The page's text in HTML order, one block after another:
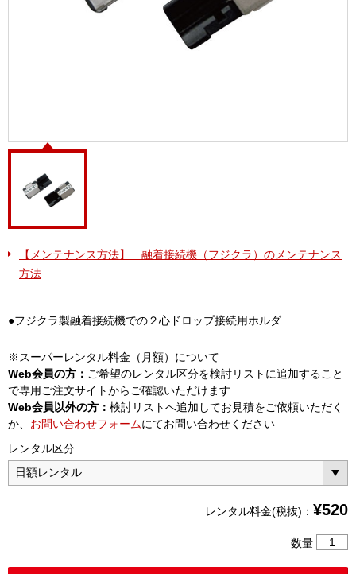
【メンテナンス方法】 融着接続機（フジクラ）のメンテナンス
方法
●フジクラ製融着接続機での２心ドロップ接続用ホルダ
※スーパーレンタル料金（月額）について
Web会員の方： ご希望のレンタル区分を検討リストに追加すること
で専用ご注文サイトからご確認いただけます
Web会員以外の方： 検討リストへ追加してお見積をご依頼いただく
か、 お問い合わせフォームにてお問い合わせください
レンタル区分
レンタル料金(税抜)： ¥520
数量